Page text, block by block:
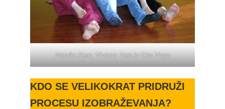
Nataša Kern, Viviana Toro in Gita Vuga
KDO SE VELIKOKRAT PRIDRUŽI
PROCESU IZOBRAŽEVANJA?